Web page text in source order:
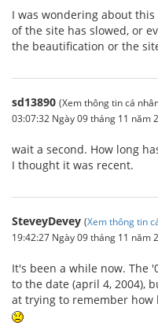
I was wondering about
of the site has slowed, or
the beautification or the
sd13890 (Xem thông tin cá
03:07:32 Ngày 09 tháng 11 năm
wait a second. How long
I thought it was recent.
SteveyDevey (Xem thông tin
19:42:27 Ngày 09 tháng 11 năm
It's been a while now. The
to the date (april 4, 2004),
at trying to remember how